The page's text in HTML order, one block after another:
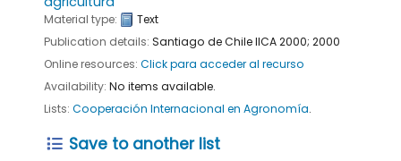
Material type:
Text
Publication details: Santiago de ChileIICA2000; 2000
Online resources: Click para acceder al recurso
Availability: No items available.
Lists: Cooperación Internacional en Agronomía.
Save to another list